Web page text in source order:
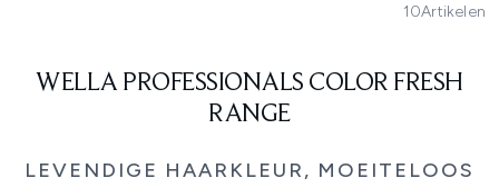
10Artikelen
WELLA PROFESSIONALS COLOR FRESH
RANGE
LEVENDIGE HAARKLEUR, MOEITELOOS